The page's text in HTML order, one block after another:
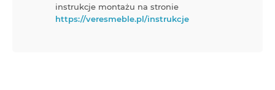
instrukcje montażu na stronie
https://veresmeble.pl/instrukcje